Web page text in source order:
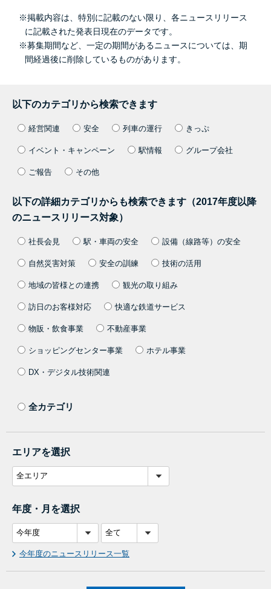
※掲載内容は、特別に記載のない限り、各ニュースリリース
に記載された発表日現在のデータです。
※募集期間など、一定の期間があるニュースについては、期
間経過後に削除しているものがあります。
以下のカテゴリから検索できます
経営関連 安全 列車の運行 きっぷ
イベント・キャンペーン 駅情報 グループ会社
ご報告 その他
以下の詳細カテゴリからも検索できます（2017年度以降
のニュースリリース対象）
社長会見 駅・車両の安全 設備（線路等）の安全
自然災害対策 安全の訓練 技術の活用
地域の皆様との連携 観光の取り組み
訪日のお客様対応 快適な鉄道サービス
物販・飲食事業 不動産事業
ショッピングセンター事業 ホテル事業
DX・デジタル技術関連
全カテゴリ
エリアを選択
年度・月を選択
今年度のニュースリリース一覧